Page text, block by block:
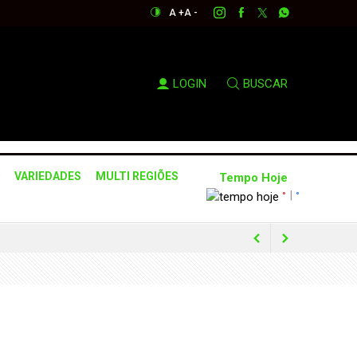
A +A -
LOGIN BUSCAR
VARIEDADES
MULTI REGIÕES
Tempo Hoje
° °